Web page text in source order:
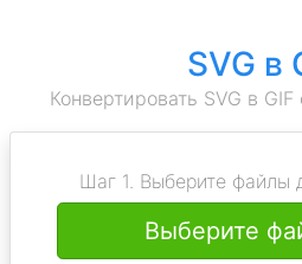
SVG в
Конвертировать SVG в
Шаг 1. Выберите файлы
Выберите